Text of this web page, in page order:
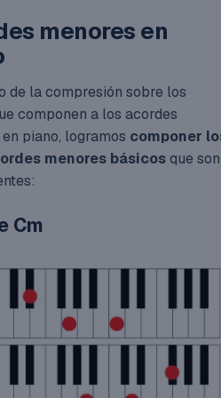
menores en
de la compresión sobre los
componen a los acordes
piano, logramos componer
menores básicosque son
Cm